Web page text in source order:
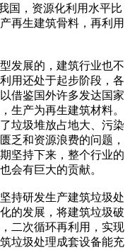
国，资源化利用水平比
再生建筑骨料，再利用
发展的，建筑行业也不
用还处于起步阶段，各
借鉴国外许多发达国家
生产为再生建筑材料。
垃圾堆放占地大、污染
乏和资源浪费的问题，
坚持下来，整个行业的
会有巨大的贡献。
持研发生产建筑垃圾处
的发展，将建筑垃圾破
二次循环再利用，实现
垃圾处理成套设备能充